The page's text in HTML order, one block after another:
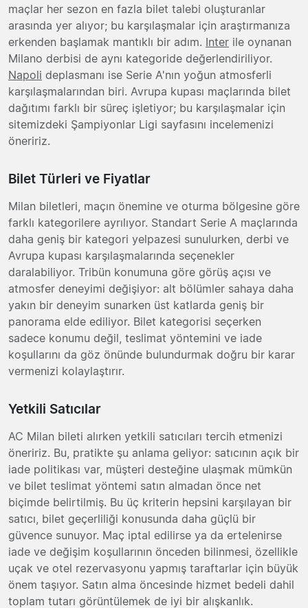
maçlar her sezon en fazla bilet talebi oluşturanlar
arasında yer alıyor; bu karşılaşmalar için araştırmanıza
erkenden başlamak mantıklı bir adım. Inter ile oynanan
Milano derbisi de aynı kategoride değerlendiriliyor.
Napoli deplasmanı ise Serie A'nın yoğun atmosferli
karşılaşmalarından biri. Avrupa kupası maçlarında bilet
dağıtımı farklı bir süreç işletiyor; bu karşılaşmalar için
sitemizdeki Şampiyonlar Ligi sayfasını incelemenizi
öneririz.
Bilet Türleri ve Fiyatlar
Milan biletleri, maçın önemine ve oturma bölgesine göre
farklı kategorilere ayrılıyor. Standart Serie A maçlarında
daha geniş bir kategori yelpazesi sunulurken, derbi ve
Avrupa kupası karşılaşmalarında seçenekler
daralabiliyor. Tribün konumuna göre görüş açısı ve
atmosfer deneyimi değişiyor: alt bölümler sahaya daha
yakın bir deneyim sunarken üst katlarda geniş bir
panorama elde ediliyor. Bilet kategorisi seçerken
sadece konumu değil, teslimat yöntemini ve iade
koşullarını da göz önünde bulundurmak doğru bir karar
vermenizi kolaylaştırır.
Yetkili Satıcılar
AC Milan bileti alırken yetkili satıcıları tercih etmenizi
öneririz. Bu, pratikte şu anlama geliyor: satıcının açık bir
iade politikası var, müşteri desteğine ulaşmak mümkün
ve bilet teslimat yöntemi satın almadan önce net
biçimde belirtilmiş. Bu üç kriterin hepsini karşılayan bir
satıcı, bilet geçerliliği konusunda daha güçlü bir
güvence sunuyor. Maç iptal edilirse ya da ertelenirse
iade ve değişim koşullarının önceden bilinmesi, özellikle
uçak ve otel rezervasyonu yapmış taraftarlar için büyük
önem taşıyor. Satın alma öncesinde hizmet bedeli dahil
toplam tutarı görüntülemek de iyi bir alışkanlık.